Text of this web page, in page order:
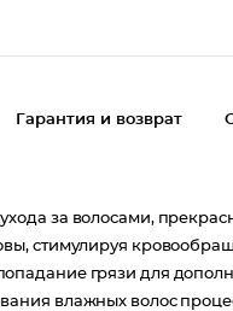
Гарантия и возврат
за волосами,
стимулируя
грязи для
влажных волос